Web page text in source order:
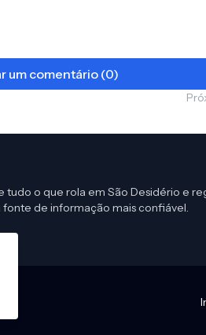
um comentário (0)
tudo o que rola em São Desidério e
fonte de informação mais confiável.